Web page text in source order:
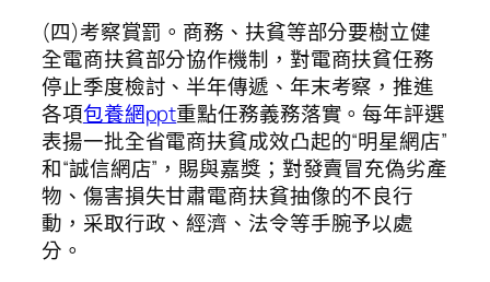
(四)考察賞罰。商務、扶貧等部分要樹立健
全電商扶貧部分協作機制，對電商扶貧任務
停止季度檢討、半年傳遞、年末考察，推進
各項包養網ppt重點任務義務落實。每年評選
表揚一批全省電商扶貧成效凸起的“明星網店”
和“誠信網店”，賜與嘉獎；對發賣冒充偽劣產
物、傷害損失甘肅電商扶貧抽像的不良行
動，采取行政、經濟、法令等手腕予以處
分。